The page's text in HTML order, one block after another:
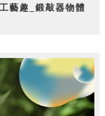
藝趣_鍛敲器物體